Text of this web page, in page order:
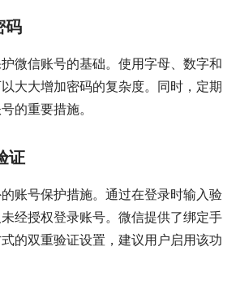
码
微信账号的基础。使用字母、数字和
大大增加密码的复杂度。同时，定期
的重要措施。
证
账号保护措施。通过在登录时输入验
经授权登录账号。微信提供了绑定手
的双重验证设置，建议用户启用该功